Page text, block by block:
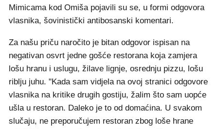
Mimicama kod Omiša pojavili su se, u formi odgovora
vlasnika, šovinistički antibosanski komentari.
Za našu priču naročito je bitan odgovor ispisan na
negativan osvrt jedne gošće restorana koja zamjera
lošu hranu i uslugu, žilave lignje, osrednju pizzu, lošu
riblju juhu. "Kada sam vidjela na ovoj stranici odgovore
vlasnika na kritike drugih gostiju, žalim što sam uopće
ušla u restoran. Daleko je to od domaćina. U svakom
slučaju, ne preporučujem restoran zbog loše hrane